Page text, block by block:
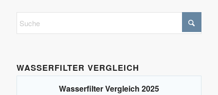
WASSERFILTER VERGLEICH
Wasserfilter Vergleich 2025